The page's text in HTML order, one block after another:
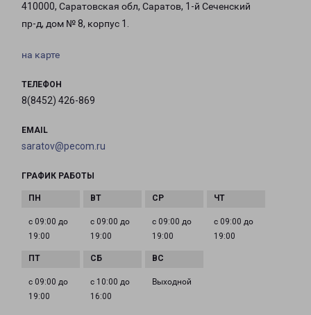
410000, Саратовская обл, Саратов, 1-й Сеченский
пр-д, дом № 8, корпус 1.
на карте
ТЕЛЕФОН
8(8452) 426-869
EMAIL
saratov@pecom.ru
ГРАФИК РАБОТЫ
с 09:00 до
19:00
с 09:00 до
19:00
с 09:00 до
19:00
с 09:00 до
19:00
с 09:00 до
19:00
с 10:00 до
16:00
Выходной